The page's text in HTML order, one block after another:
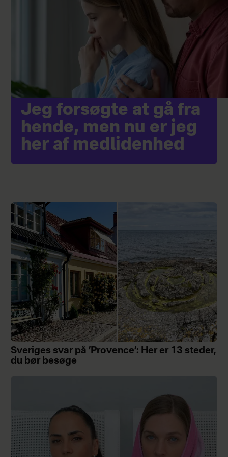
Jeg forsøgte at gå fra
hende, men nu er jeg
her af medlidenhed
Sveriges svar på ’Provence’: Her er 13 steder,
du bør besøge